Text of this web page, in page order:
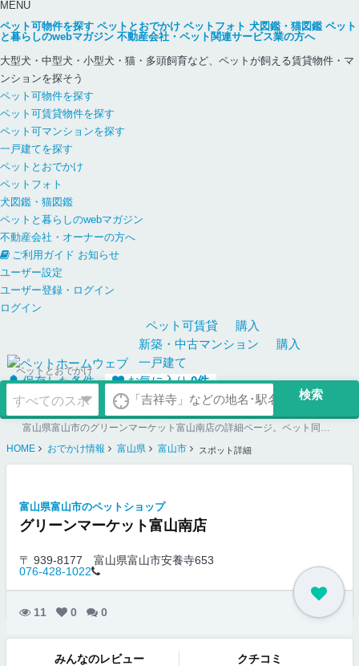
MENU
ペット可物件を探す ペットとおでかけ ペットフォト 犬図鑑・猫図鑑 ペット
と暮らしのwebマガジン 不動産会社・ペット関連サービス業の方へ
大型犬・中型犬・小型犬・猫・多頭飼育など、ペットが飼える賃貸物件・マ
ンションを探そう
ペット可物件を探す
ペット可賃貸物件を探す
ペット可マンションを探す
一戸建てを探す
ペットとおでかけ
ペットフォト
犬図鑑・猫図鑑
ペットと暮らしのwebマガジン
不動産会社・オーナーの方へ
ご利用ガイド お知らせ
ユーザー設定
ユーザー登録・ログイン
ログイン
ペット可賃貸
購入
新築・中古マンション
購入
一戸建て
保存した条件
お気に入り0件
ペットとおでかけ
富山県富山市のグリーンマーケット富山南店の詳細ページ。ペット同伴可のお店探しならペットホームウェブ。ペット可賃貸のお部屋探し、ペット可マンション購入のご検討時にもご利用ください。
HOME
おでかけ情報 富山県 富山市 スポット詳細
富山県富山市のペットショップ
グリーンマーケット富山南店
〒 939-8177
富山県富山市安養寺653
076-428-1022
11 0 0
みんなのレビュー クチコミ